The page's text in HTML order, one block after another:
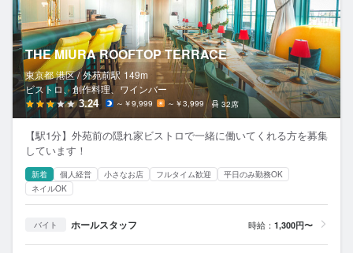
THE MIURA ROOFTOP TERRACE
東京都 港区 / 外苑前駅 149m
ビストロ、創作料理、ワインバー
3.24 ～￥9,999 ～￥3,999 32席
【駅1分】外苑前の隠れ家ビストロで一緒に働いてくれる方を募集
しています！
新着 個人経営 小さなお店 フルタイム歓迎
平日のみ勤務OK
ネイルOK
バイト ホールスタッフ 時給： 1,300円〜